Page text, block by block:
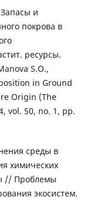
и
покрова в
ресурсы.
S.O.,
in Ground
Origin (The
vol. 50, no. 1, pp.
среды в
химических
// Проблемы
экосистем.